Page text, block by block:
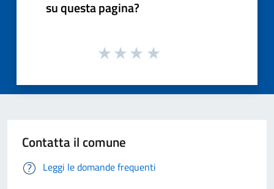
su questa pagina?
Contatta il comune
Leggi le domande frequenti